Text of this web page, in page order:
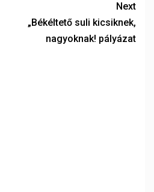
Next
„Békéltető suli kicsiknek,
nagyoknak! pályázat